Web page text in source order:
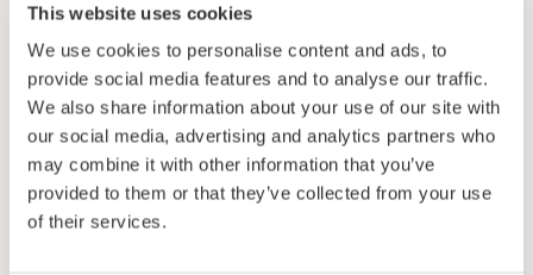
This website uses cookies
We use cookies to personalise content and ads, to
provide social media features and to analyse our traffic.
We also share information about your use of our site with
our social media, advertising and analytics partners who
may combine it with other information that you’ve
provided to them or that they’ve collected from your use
of their services.
Lahko
Perhoset - Lepidoptera
Heimo
Kaaliperhoset - Pieridae
Alaheimo
Keltaperhoset - Coliadinae